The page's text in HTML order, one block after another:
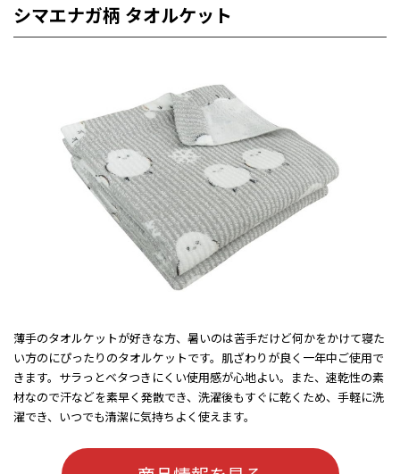
シマエナガ柄 タオルケット
薄手のタオルケットが好きな方、暑いのは苦手だけど何かをかけて寝た
い方のにぴったりのタオルケットです。肌ざわりが良く一年中ご使用で
きます。サラっとベタつきにくい使用感が心地よい。また、速乾性の素
材なので汗などを素早く発散でき、洗濯後もすぐに乾くため、手軽に洗
濯でき、いつでも清潔に気持ちよく使えます。